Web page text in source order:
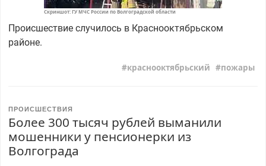
Скриншот: ГУ МЧС России по Волгоградской области
Происшествие случилось в Краснооктябрьском
районе.
краснооктябрьский пожары
ПРОИСШЕСТВИЯ
Более 300 тысяч рублей выманили
мошенники у пенсионерки из
Волгограда